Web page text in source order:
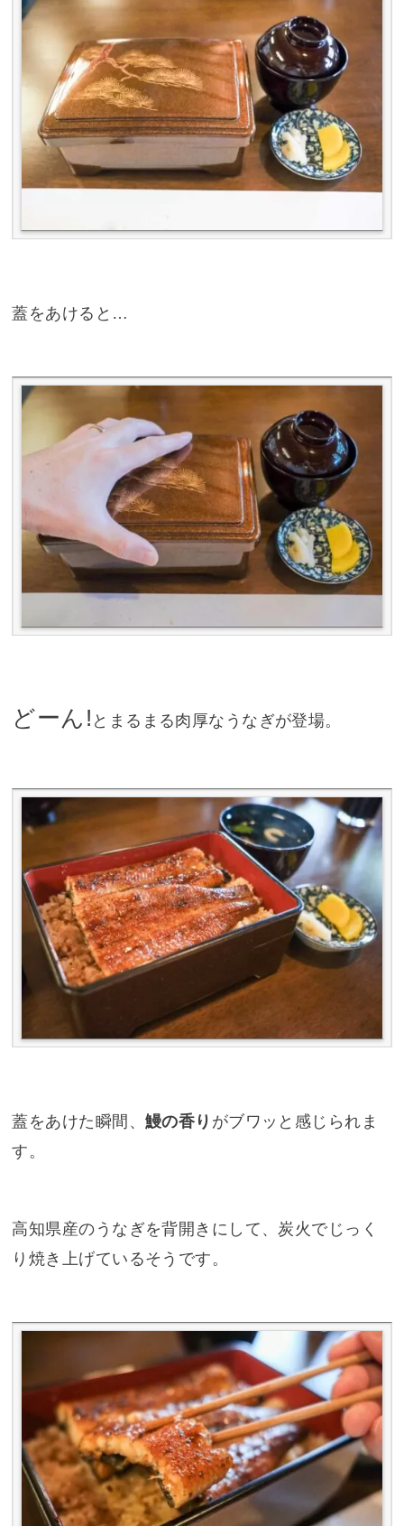
蓋をあけると…
どーん! とまるまる肉厚なうなぎが登場。
蓋をあけた瞬間、 鰻の香り がブワッと感じられま
す。
高知県産のうなぎを背開きにして、炭火でじっく
り焼き上げているそうです。